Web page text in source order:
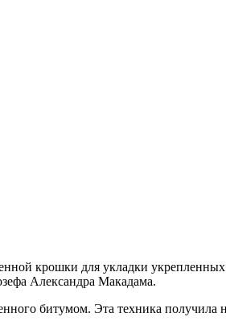
крошки для укладки
Александра Макадама.
битумом. Эта техника получила